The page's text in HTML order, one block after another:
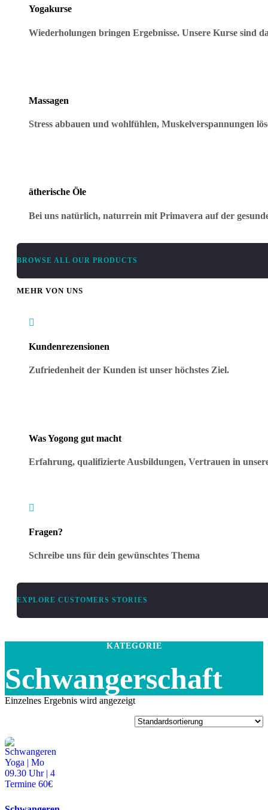
Yogakurse
Wiederholungen bringen Ergebnisse. Unsere Kurse sind
Massagen
Stress abbauen und wohlfühlen, Muskelverspannungen
ätherische Öle
Bei uns natürlich, naturrein mit Primavera auf der
BROWSE ALL OUR PRODUCTS
MEHR VON UNS

Kundenrezensionen
Zufriedenheit der Kunden ist unser höchstes Ziel.
Was Yogong gut macht
Erfahrung, qualifizierte Ausbildungen, Vertrauen in

Fragen?
Schreibe uns für dein gewünschtes Thema
EXPLORE CUSTOMERS STORIES
KATEGORIE
Schwangerschaft
Einzelnes Ergebnis wird angezeigt